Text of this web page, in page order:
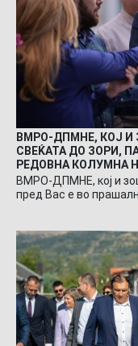
ВМРО-ДПМНЕ, КОЈ И
СВЕЌАТА ДО ЗОРИ,
РЕДОВНА КОЛУМНА
ВМРО-ДПМНЕ, кој и
пред Вас е во